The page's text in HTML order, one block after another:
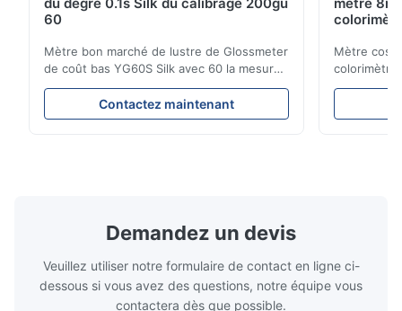
du degré 0.1s Silk du calibrage 200gu
60
Mètre bon marché de lustre de Glossmeter
de coût bas YG60S Silk avec 60 la mesure
brillante de GU du degré 200 Le mètre
économique de lustre de YG60S 60° peut
examiner le matériel avec le lustre (0-
Contactez maintenant
mètre
Mètre
colorimètre
marché de
de produit
Demandez un devis
Veuillez utiliser notre formulaire de contact en ligne ci-
dessous si vous avez des questions, notre équipe vous
contactera dès que possible.